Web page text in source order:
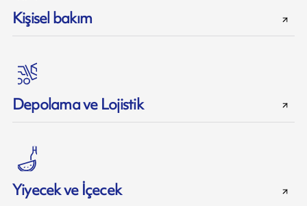
Kişisel bakım
Depolama ve Lojistik
Yiyecek ve İçecek